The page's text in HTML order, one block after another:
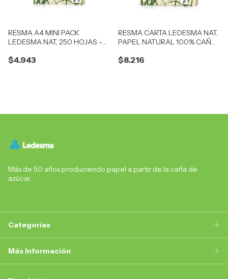
RESMA A4 MINI PACK
LEDESMA NAT, 250 HOJAS -
$4.943
RESMA CARTA LEDESMA NAT,
PAPEL NATURAL 100% CAÑA
$8.216
Más de 50 años produciendo papel a partir de la caña de
azúcar.
Categorías
Más Información